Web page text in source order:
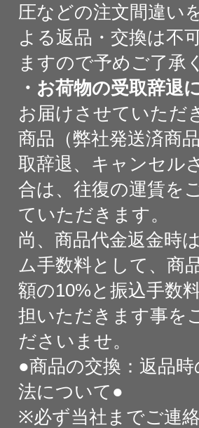
圧などの注文間違い
よる返品・交換は不
ますので予めご了承
・お荷物の受取辞退
お届けさせていただ
商品（弊社発送済商
取辞退、キャンセル
合は、往復の運賃を
ていただきます。
尚、商品代金返金時
ム手数料として、商
額の10%と振込手数
担いただきます事を
ださいませ。
●商品の交換：返品
法について●
※必ず当社までご連